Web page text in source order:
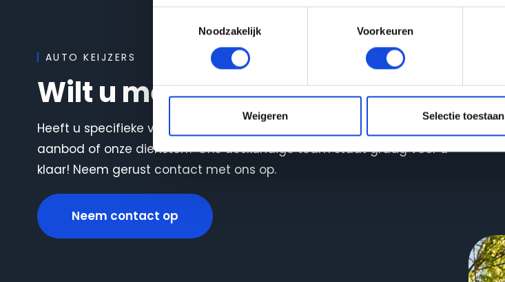
Noodzakelijk
Voorkeuren
Weigeren Selectie toestaan
AUTO KEIJZERS
Wilt u meer weten?
Heeft u specifieke vragen of wilt u graag meer informatie over ons
aanbod of onze diensten? Ons deskundige team staat graag voor u
klaar! Neem gerust contact met ons op.
Neem contact op